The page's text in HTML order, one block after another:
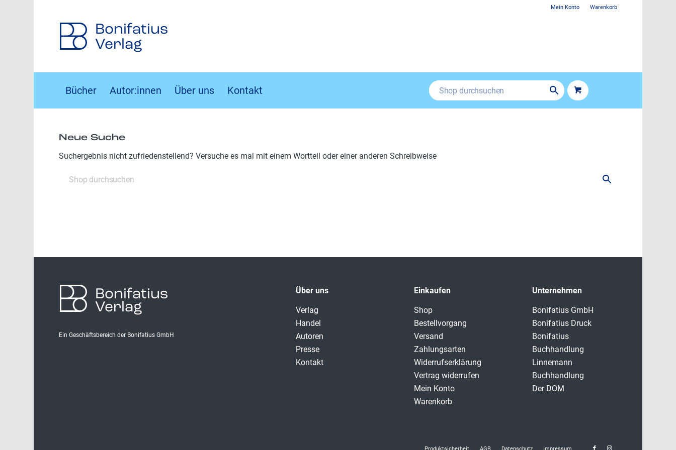
Mein Konto Warenkorb
Bonifatius
Verlag
Bücher Autor:innen Über uns Kontakt
Neue Suche
Suchergebnis nicht zufriedenstellend? Versuche es mal mit einem Wortteil oder einer anderen Schreibweise
Bonifatius
Verlag
Ein Geschäftsbereich der Bonifatius GmbH
Über uns
Verlag
Handel
Autoren
Presse
Kontakt
Einkaufen
Shop
Bestellvorgang
Versand
Zahlungsarten
Widerrufserklärung
Vertrag widerrufen
Mein Konto
Warenkorb
Unternehmen
Bonifatius GmbH
Bonifatius Druck
Bonifatius
Buchhandlung
Linnemann
Buchhandlung
Der DOM